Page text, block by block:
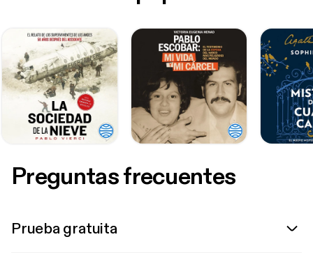
Preguntas frecuentes
Prueba gratuita